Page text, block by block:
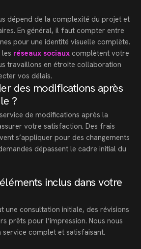
dépend de la complexité du projet et
En général, il faut compter entre
pour une identité visuelle complète.
réseaux sociaux complètent votre
travaillons en étroite collaboration
vos délais.
des modifications après
?
de modifications après la
votre satisfaction. Des frais
s’appliquer pour des changements
dépassent le cadre initial du
inclus dans votre
une consultation initiale, des révisions
prêts pour l’impression. Nous nous
service complet et satisfaisant.